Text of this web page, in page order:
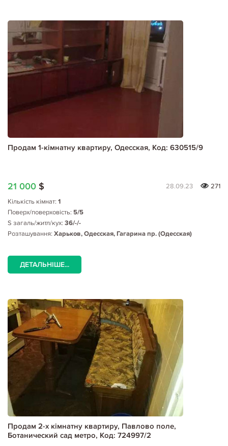
Продам 1-кімнатну квартиру, Одесская, Код: 630515/9
21 000 $ 28.09.23
271
Кількість кімнат: 1
Поверх/поверховість: 5/5
S загаль/житл/кух: 36/-/-
Розташування: Харьков, Одесская, Гагарина пр. (Одесская)
ДЕТАЛЬНІШЕ...
Продам 2-х кімнатну квартиру, Павлово поле,
Ботанический сад метро, Код: 724997/2